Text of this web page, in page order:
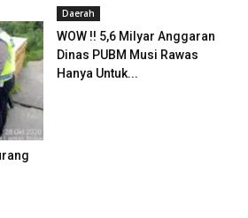
Daerah
WOW !! 5,6 Milyar Anggaran
Dinas PUBM Musi Rawas
Hanya Untuk...